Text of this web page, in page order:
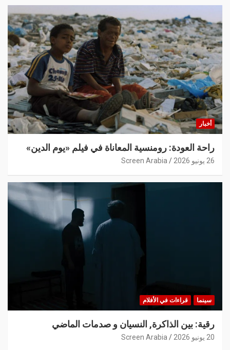
أخبار
راحة العودة: رومنسية المعاناة في فيلم «يوم الدين»
26 يونيو 2026 Screen Arabia
سينما قراءات في الأفلام
رقية: بين الذاكرة, النسيان و صدمات الماضي
20 يونيو 2026 Screen Arabia